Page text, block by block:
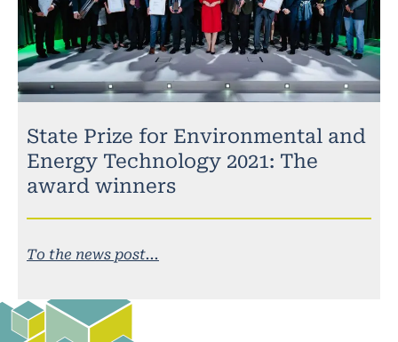
State Prize for Environmental and
Energy Technology 2021: The
award winners
To the news post...